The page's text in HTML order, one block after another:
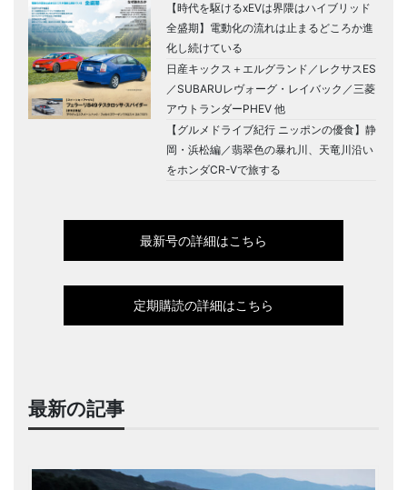
【時代を駆けるxEVは界隈はハイブリッド
全盛期】電動化の流れは止まるどころか進
化し続けている
日産キックス＋エルグランド／レクサスES
／SUBARUレヴォーグ・レイバック／三菱
アウトランダーPHEV 他
【グルメドライブ紀行 ニッポンの優食】静
岡・浜松編／翡翠色の暴れ川、天竜川沿い
をホンダCR-Vで旅する
最新号の詳細はこちら
定期購読の詳細はこちら
最新の記事